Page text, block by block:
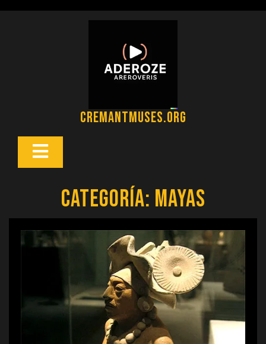
cremantmuses.org
Botón
Categoría: mayas